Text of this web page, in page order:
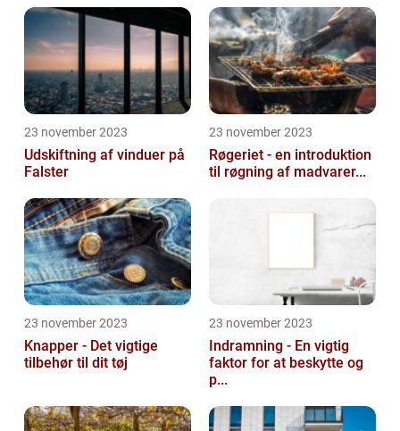
23 november 2023
Udskiftning af vinduer på
Falster
23 november 2023
Røgeriet - en introduktion
til røgning af madvarer...
23 november 2023
Knapper - Det vigtige
tilbehør til dit tøj
23 november 2023
Indramning - En vigtig
faktor for at beskytte og
p...